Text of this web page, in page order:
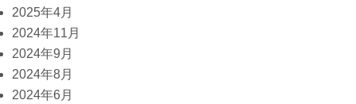
2025年4月
2024年11月
2024年9月
2024年8月
2024年6月